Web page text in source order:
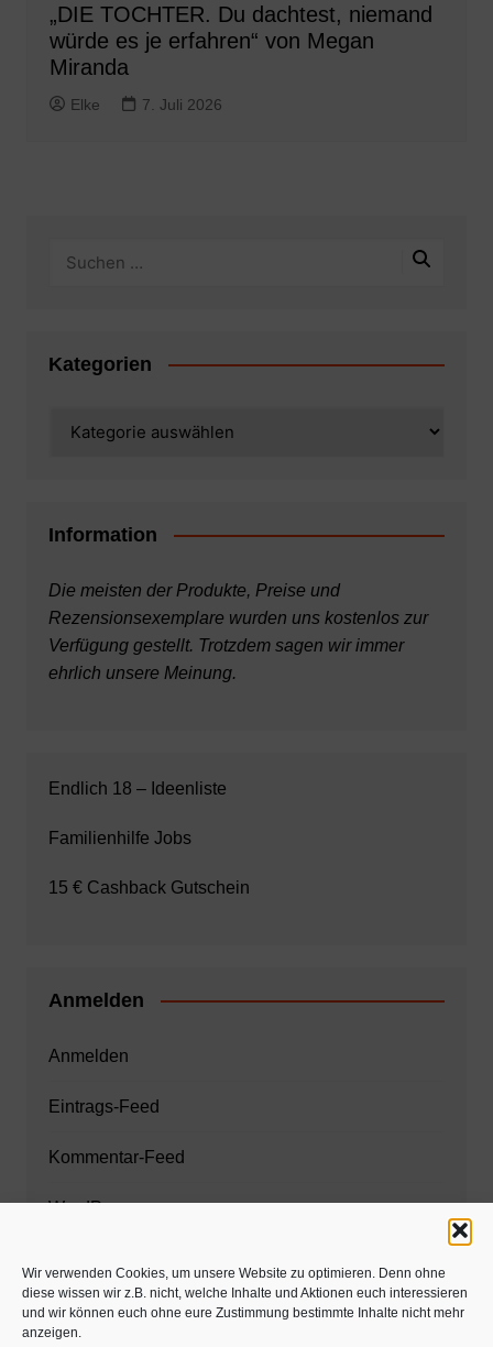
Wir verwenden Cookies, um unsere Website zu optimieren. Denn ohne
diese wissen wir z.B. nicht, welche Inhalte und Aktionen euch interessieren
und wir können euch ohne eure Zustimmung bestimmte Inhalte nicht mehr
anzeigen.
„DIE TOCHTER. Du dachtest, niemand
würde es je erfahren“ von Megan
Miranda
Elke 7. Juli 2026
Kategorien
Information
Die meisten der Produkte, Preise und
Rezensionsexemplare wurden uns kostenlos zur
Verfügung gestellt. Trotzdem sagen wir immer
ehrlich unsere Meinung.
Endlich 18 – Ideenliste
Familienhilfe Jobs
15 € Cashback Gutschein
Anmelden
Anmelden
Eintrags-Feed
Kommentar-Feed
WordPress.org
Zahnarzt München